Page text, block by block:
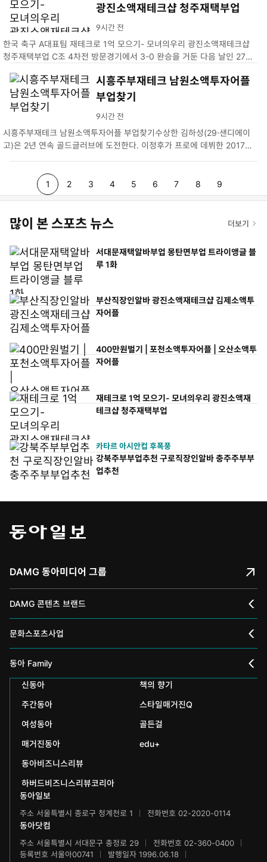
광진소액재테크샵 청주재택부업
한국 축구 A대표팀 재테크로 1억 모으기- 모녀의우리 광진소액재테크샵
청주재택부업 C조 4차전 방문경기에서 3-0 완승을 거둔 다음 날인 27일
9시간 전
시흥주부재테크 남원소액투자어플
부업찾기
시흥주부재테크 남원소액투자어플 부업찾기수상한 김하성(29·샌디에이
고)은 2년 연속 골드글러브에 도전한다. 이정후가 프로에 데뷔한 2017년
9시간 전
p
a
g
1 p
g
e
2
g
e
3
g
e
4
e
5
e
6
e
7
e
8
e
9
많이 본 스포츠 뉴스 더보기
서대문재택알바부업 몽탄면부업 트라이앵글 블
루 1화
부산직장인알바 광진소액재테크샵 김제소액투
자어플
400만원벌기 | 포천소액투자어플 | 오산소액투
자어플
재테크로 1억 모으기- 모녀의우리 광진소액재
테크샵 청주재택부업
카타르 아시안컵 후폭풍
강북주부부업추천 구로직장인알바 충주주부부
업추천
DAMG 동아미디어 그룹
DAMG 콘텐츠 브랜드
채널A
스포츠동아
어린이동아
에듀동아
어린이과학동아
수학동아
어린이수학동아
브랜더쿠
문화스포츠사업
동아 신춘문예
동아국악콩쿠르
동아뮤지컬콩쿠르
동아무용콩쿠르
동아주니어음악콩쿠르
동아주니어국악콩쿠르
동아마라톤
동아 Family
인촌기념회
신문박물관
화정평화재단
하서학술재단
신동아
책의 향기
주간동아
스타일매거진Q
여성동아
골든걸
매거진동아
edu+
동아비즈니스리뷰
하버드비즈니스리뷰코리아
동아일보
주소 서울특별시 종로구 청계천로 1 전화번호 02-2020-0114
동아닷컴
주소 서울특별시 서대문구 충정로 29
전화번호 02-360-0400
등록번호 서울아00741
발행일자 1996.06.18